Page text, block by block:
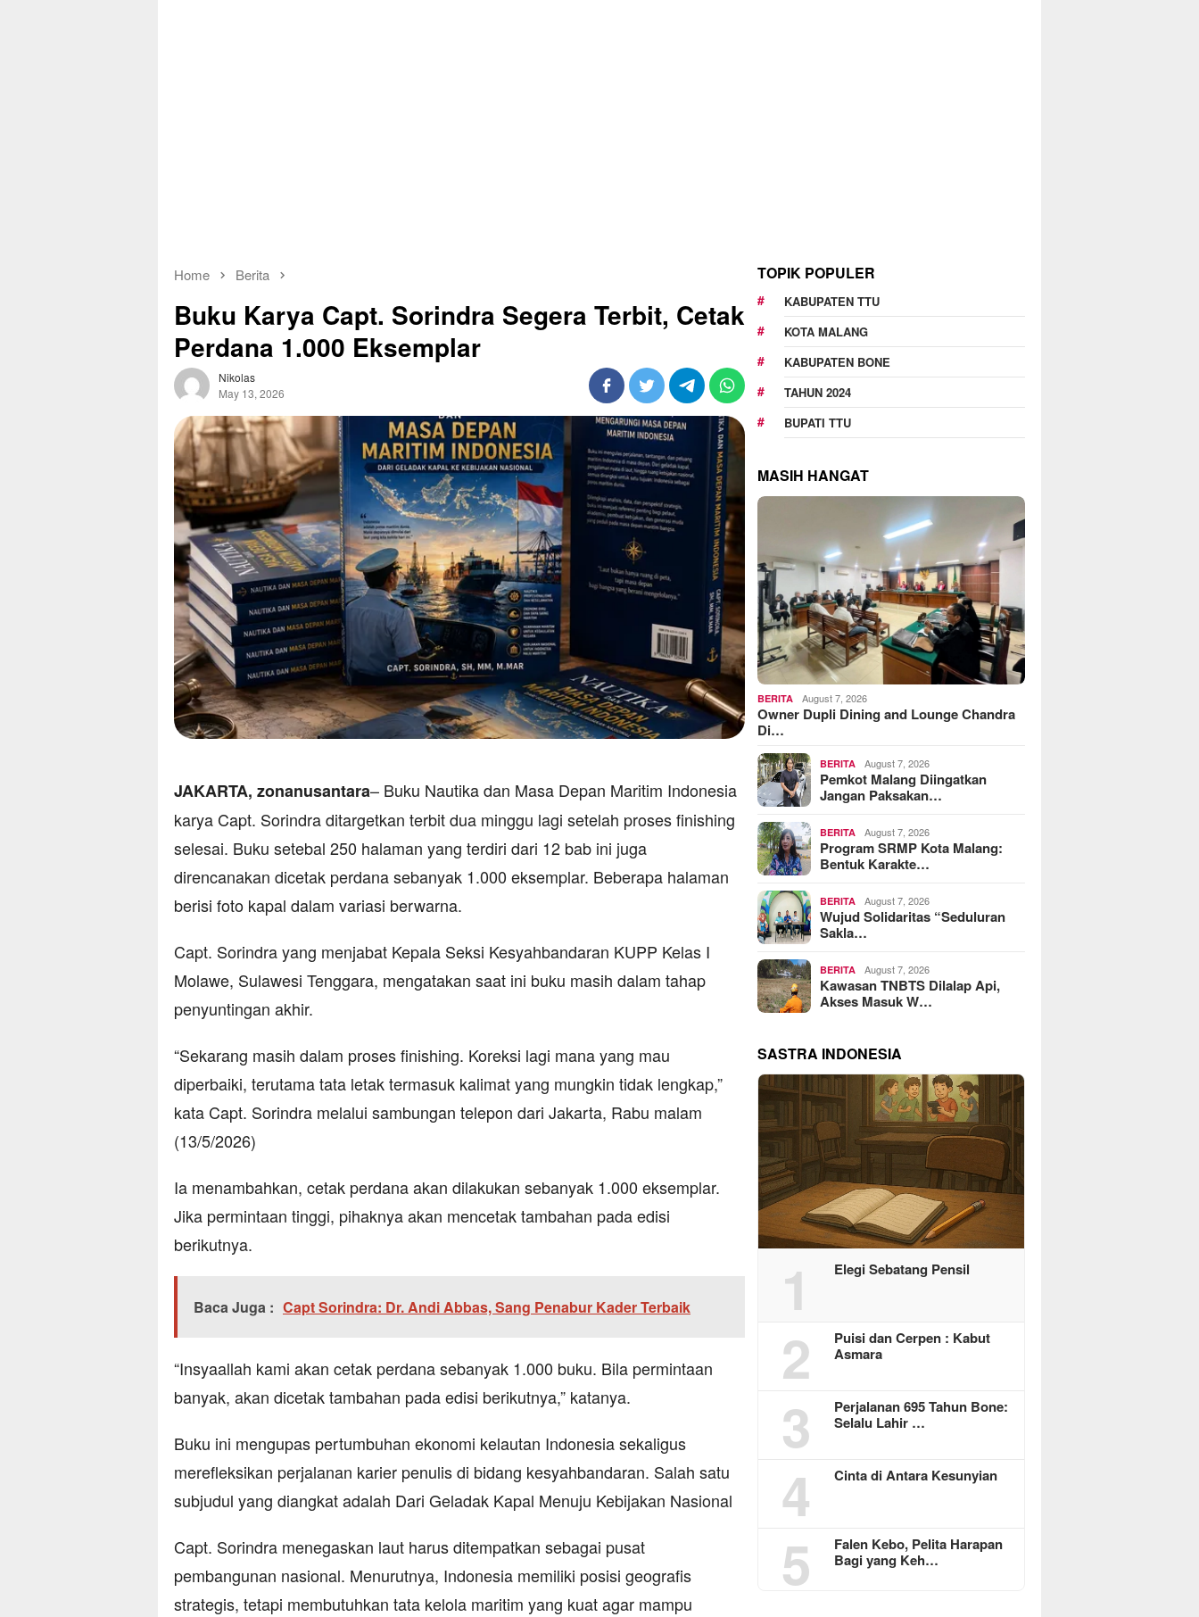
Home Berita
Buku Karya Capt. Sorindra Segera Terbit, Cetak
Perdana 1.000 Eksemplar
Nikolas
May 13, 2026
JAKARTA, zonanusantara– Buku Nautika dan Masa Depan Maritim Indonesia
karya Capt. Sorindra ditargetkan terbit dua minggu lagi setelah proses finishing
selesai. Buku setebal 250 halaman yang terdiri dari 12 bab ini juga
direncanakan dicetak perdana sebanyak 1.000 eksemplar. Beberapa halaman
berisi foto kapal dalam variasi berwarna.
Capt. Sorindra yang menjabat Kepala Seksi Kesyahbandaran KUPP Kelas I
Molawe, Sulawesi Tenggara, mengatakan saat ini buku masih dalam tahap
penyuntingan akhir.
“Sekarang masih dalam proses finishing. Koreksi lagi mana yang mau
diperbaiki, terutama tata letak termasuk kalimat yang mungkin tidak lengkap,”
kata Capt. Sorindra melalui sambungan telepon dari Jakarta, Rabu malam
(13/5/2026)
Ia menambahkan, cetak perdana akan dilakukan sebanyak 1.000 eksemplar.
Jika permintaan tinggi, pihaknya akan mencetak tambahan pada edisi
berikutnya.
Baca Juga : Capt Sorindra: Dr. Andi Abbas, Sang Penabur Kader Terbaik
“Insyaallah kami akan cetak perdana sebanyak 1.000 buku. Bila permintaan
banyak, akan dicetak tambahan pada edisi berikutnya,” katanya.
Buku ini mengupas pertumbuhan ekonomi kelautan Indonesia sekaligus
merefleksikan perjalanan karier penulis di bidang kesyahbandaran. Salah satu
subjudul yang diangkat adalah Dari Geladak Kapal Menuju Kebijakan Nasional
Capt. Sorindra menegaskan laut harus ditempatkan sebagai pusat
pembangunan nasional. Menurutnya, Indonesia memiliki posisi geografis
strategis, tetapi membutuhkan tata kelola maritim yang kuat agar mampu
TOPIK POPULER
KABUPATEN TTU
KOTA MALANG
KABUPATEN BONE
TAHUN 2024
BUPATI TTU
MASIH HANGAT
BERITA August 7, 2026
Owner Dupli Dining and Lounge Chandra
Di…
BERITA August 7, 2026
Pemkot Malang Diingatkan
Jangan Paksakan…
BERITA August 7, 2026
Program SRMP Kota Malang:
Bentuk Karakte…
BERITA August 7, 2026
Wujud Solidaritas “Seduluran
Sakla…
BERITA August 7, 2026
Kawasan TNBTS Dilalap Api,
Akses Masuk W…
SASTRA INDONESIA
1 Elegi Sebatang Pensil
2
Puisi dan Cerpen : Kabut
Asmara
3
Perjalanan 695 Tahun Bone:
Selalu Lahir …
4 Cinta di Antara Kesunyian
5
Falen Kebo, Pelita Harapan
Bagi yang Keh…